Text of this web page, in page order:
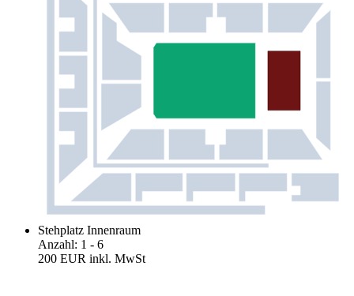
Stehplatz Innenraum
Anzahl: 1 - 6
200 EUR inkl. MwSt